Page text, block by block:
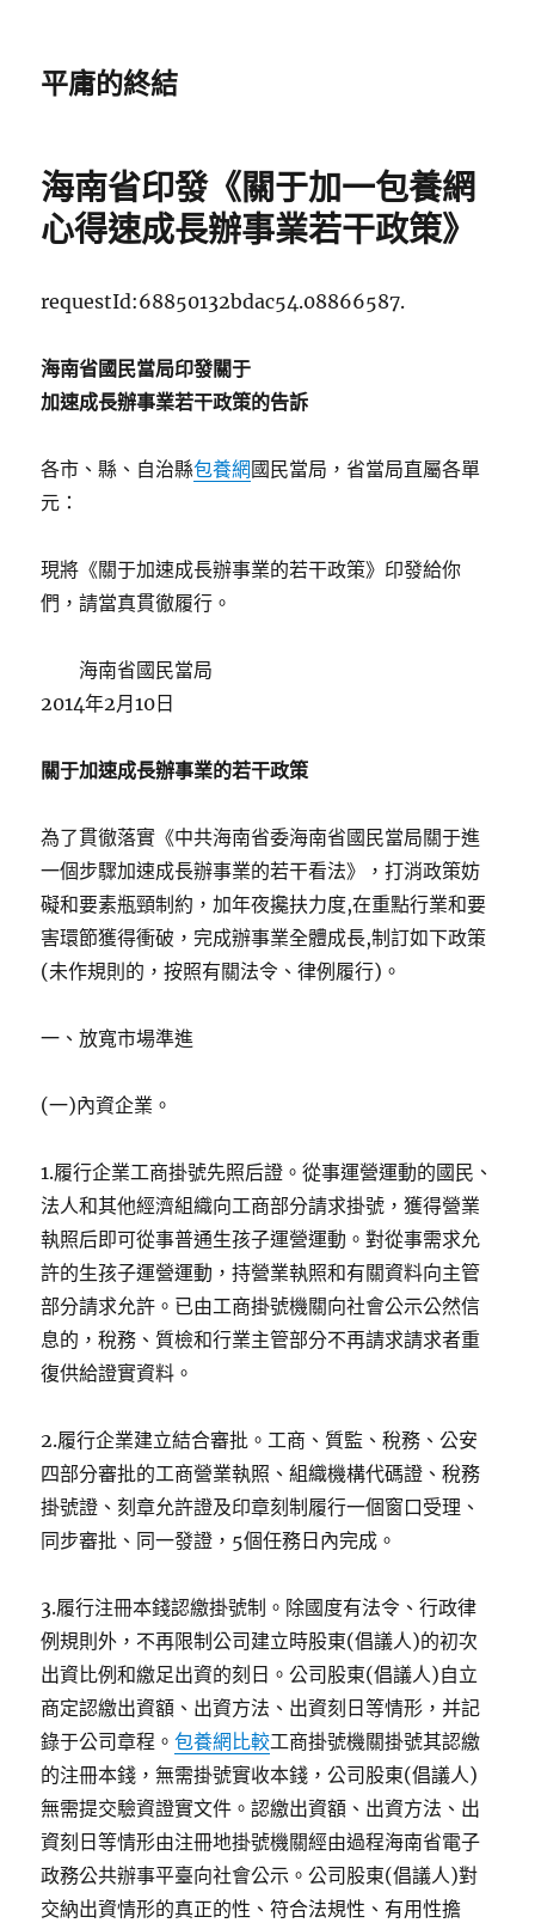
平庸的終結
海南省印發《關于加一包養網
心得速成長辦事業若干政策》
requestId:68850132bdac54.08866587.
海南省國民當局印發關于
加速成長辦事業若干政策的告訴
各市、縣、自治縣包養網 國民當局，省當局直屬各單
元：
現將《關于加速成長辦事業的若干政策》印發給你
們，請當真貫徹履行。
海南省國民當局
2014年2月10日
關于加速成長辦事業的若干政策
為了貫徹落實《中共海南省委海南省國民當局關于進
一個步驟加速成長辦事業的若干看法》，打消政策妨
礙和要素瓶頸制約，加年夜攙扶力度,在重點行業和要
害環節獲得衝破，完成辦事業全體成長,制訂如下政策
(未作規則的，按照有關法令、律例履行)。
一、放寬市場準進
(一)內資企業。
1.履行企業工商掛號先照后證。從事運營運動的國民、
法人和其他經濟組織向工商部分請求掛號，獲得營業
執照后即可從事普通生孩子運營運動。對從事需求允
許的生孩子運營運動，持營業執照和有關資料向主管
部分請求允許。已由工商掛號機關向社會公示公然信
息的，稅務、質檢和行業主管部分不再請求請求者重
復供給證實資料。
2.履行企業建立結合審批。工商、質監、稅務、公安
四部分審批的工商營業執照、組織機構代碼證、稅務
掛號證、刻章允許證及印章刻制履行一個窗口受理、
同步審批、同一發證，5個任務日內完成。
3.履行注冊本錢認繳掛號制。除國度有法令、行政律
例規則外，不再限制公司建立時股東(倡議人)的初次
出資比例和繳足出資的刻日。公司股東(倡議人)自立
商定認繳出資額、出資方法、出資刻日等情形，并記
錄于公司章程。包養網比較工商掛號機關掛號其認繳
的注冊本錢，無需掛號實收本錢，公司股東(倡議人)
無需提交驗資證實文件。認繳出資額、出資方法、出
資刻日等情形由注冊地掛號機關經由過程海南省電子
政務公共辦事平臺向社會公示。公司股東(倡議人)對
交納出資情形的真正的性、符合法規性、有用性擔